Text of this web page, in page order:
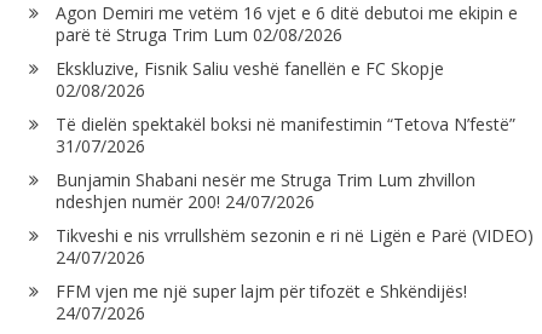
Agon Demiri me vetëm 16 vjet e 6 ditë debutoi me ekipin e
parë të Struga Trim Lum 02/08/2026
Ekskluzive, Fisnik Saliu veshë fanellën e FC Skopje
02/08/2026
Të dielën spektakël boksi në manifestimin “Tetova N’festë”
31/07/2026
Bunjamin Shabani nesër me Struga Trim Lum zhvillon
ndeshjen numër 200! 24/07/2026
Tikveshi e nis vrrullshëm sezonin e ri në Ligën e Parë (VIDEO)
24/07/2026
FFM vjen me një super lajm për tifozët e Shkëndijës!
24/07/2026